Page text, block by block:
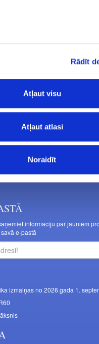
Rādīt
Atļaut visu
Atļaut atlasi
Noraidīt
informāciju par jauniem
e-pastā
izmaiņas no 2026.gada 1.